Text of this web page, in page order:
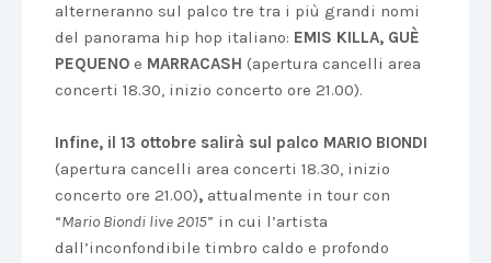
alterneranno sul palco tre tra i più grandi nomi
del panorama hip hop italiano: EMIS KILLA, GUÈ
PEQUENO e MARRACASH (apertura cancelli area
concerti 18.30, inizio concerto ore 21.00).
Infine, il 13 ottobre salirà sul palco MARIO BIONDI
(apertura cancelli area concerti 18.30, inizio
concerto ore 21.00), attualmente in tour con
“Mario Biondi live 2015” in cui l’artista
dall’inconfondibile timbro caldo e profondo